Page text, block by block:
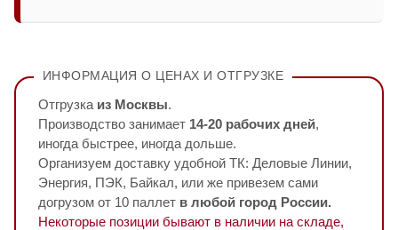
ИНФОРМАЦИЯ О ЦЕНАХ И ОТГРУЗКЕ
Отгрузка из Москвы.
Производство занимает 14-20 рабочих дней,
иногда быстрее, иногда дольше.
Организуем доставку удобной ТК: Деловые Линии,
Энергия, ПЭК, Байкал, или же привезем сами
догрузом от 10 паллет в любой город России.
Некоторые позиции бывают в наличии на складе,